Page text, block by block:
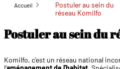
Accueil
Postuler au sein du
réseau Komilfo
Postuler au sein du
Komilfo, c'est un réseau national